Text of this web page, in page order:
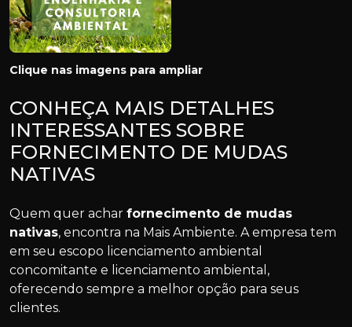
Clique nas imagens para ampliar
CONHEÇA MAIS DETALHES
INTERESSANTES SOBRE
FORNECIMENTO DE MUDAS
NATIVAS
Quem quer achar fornecimento de mudas
nativas, encontra na Mais Ambiente. A empresa tem
em seu escopo licenciamento ambiental
concomitante e licenciamento ambiental,
oferecendo sempre a melhor opção para seus
clientes.